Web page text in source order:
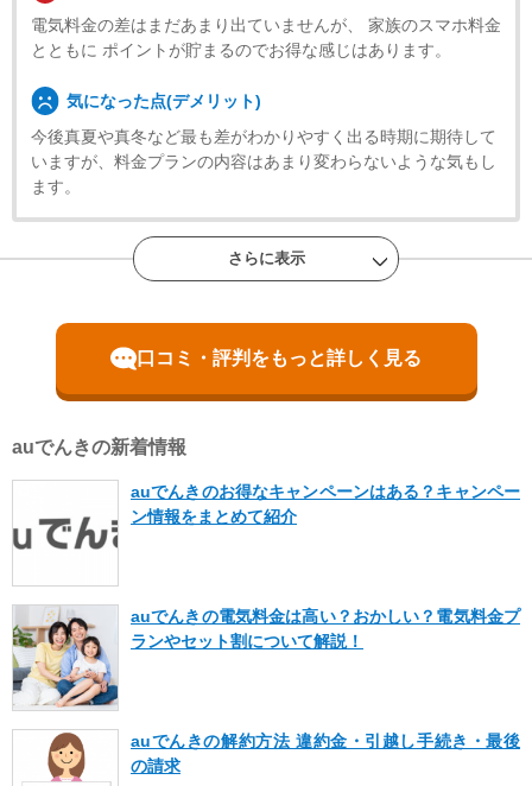
電気料金の差はまだあまり出ていませんが、 家族のスマホ料金
とともに ポイントが貯まるのでお得な感じはあります。
気になった点(デメリット)
今後真夏や真冬など最も差がわかりやすく出る時期に期待して
いますが、料金プランの内容はあまり変わらないような気もし
ます。
埼玉県 60代 男性
ネットで切り替えの契約したが短時間でスムーズに出来た。
気になった点(デメリット)
電気が繋がるまでの途中経過がなかったので少し不安だった。
take1976
よかった点(メリット)
さらに表示
口コミ・評判をもっと詳しく見る
auでんきの新着情報
auでんきのお得なキャンペーンはある？キャンペー
ン情報をまとめて紹介
auでんきの電気料金は高い？おかしい？電気料金プ
ランやセット割について解説！
auでんきの解約方法 違約金・引越し手続き・最後
の請求